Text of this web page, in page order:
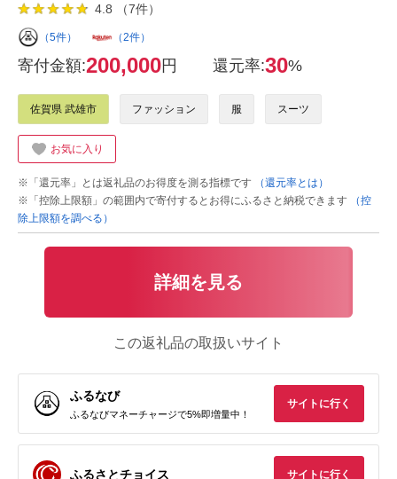
4.8 （7件）
（5件） （2件）
寄付金額:200,000円 還元率:30%
佐賀県 武雄市 ファッション 服 スーツ
お気に入り
※「還元率」とは返礼品のお得度を測る指標です
（還元率とは）
※「控除上限額」の範囲内で寄付するとお得にふるさと納税できます
（控
除上限額を調べる）
詳細を見る
この返礼品の取扱いサイト
ふるなび
ふるなびマネーチャージで5%即増量中！
サイトに行く
ふるさとチョイス サイトに行く